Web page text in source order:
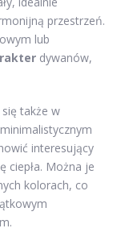
przestrzeń.
lub
dywanów,
także w
interesujący
ciepła. Można je
kolorach, co